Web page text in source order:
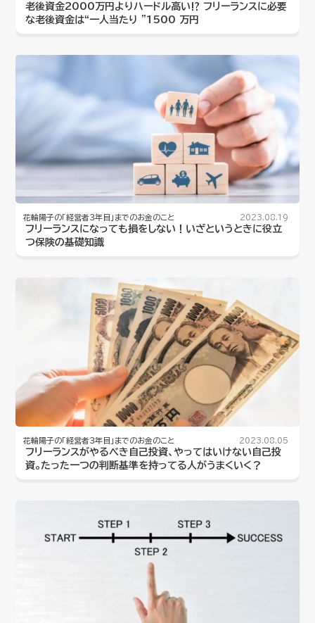
老後資金2000万円よりハードル高い⁉︎ フリーランスに必要
な老後資金は“一人当たり ”1500 万円
花輪陽子の「経営者３年目」までのお金のこと 2023.08.19
フリーランスになっても損をしない！いざというときに役立
つ保険の基礎知識
花輪陽子の「経営者３年目」までのお金のこと 2023.08.05
フリーランスがやるべき自己投資、やってはいけない自己投
資。たった一つの判断基準を持ってる人がうまくいく？